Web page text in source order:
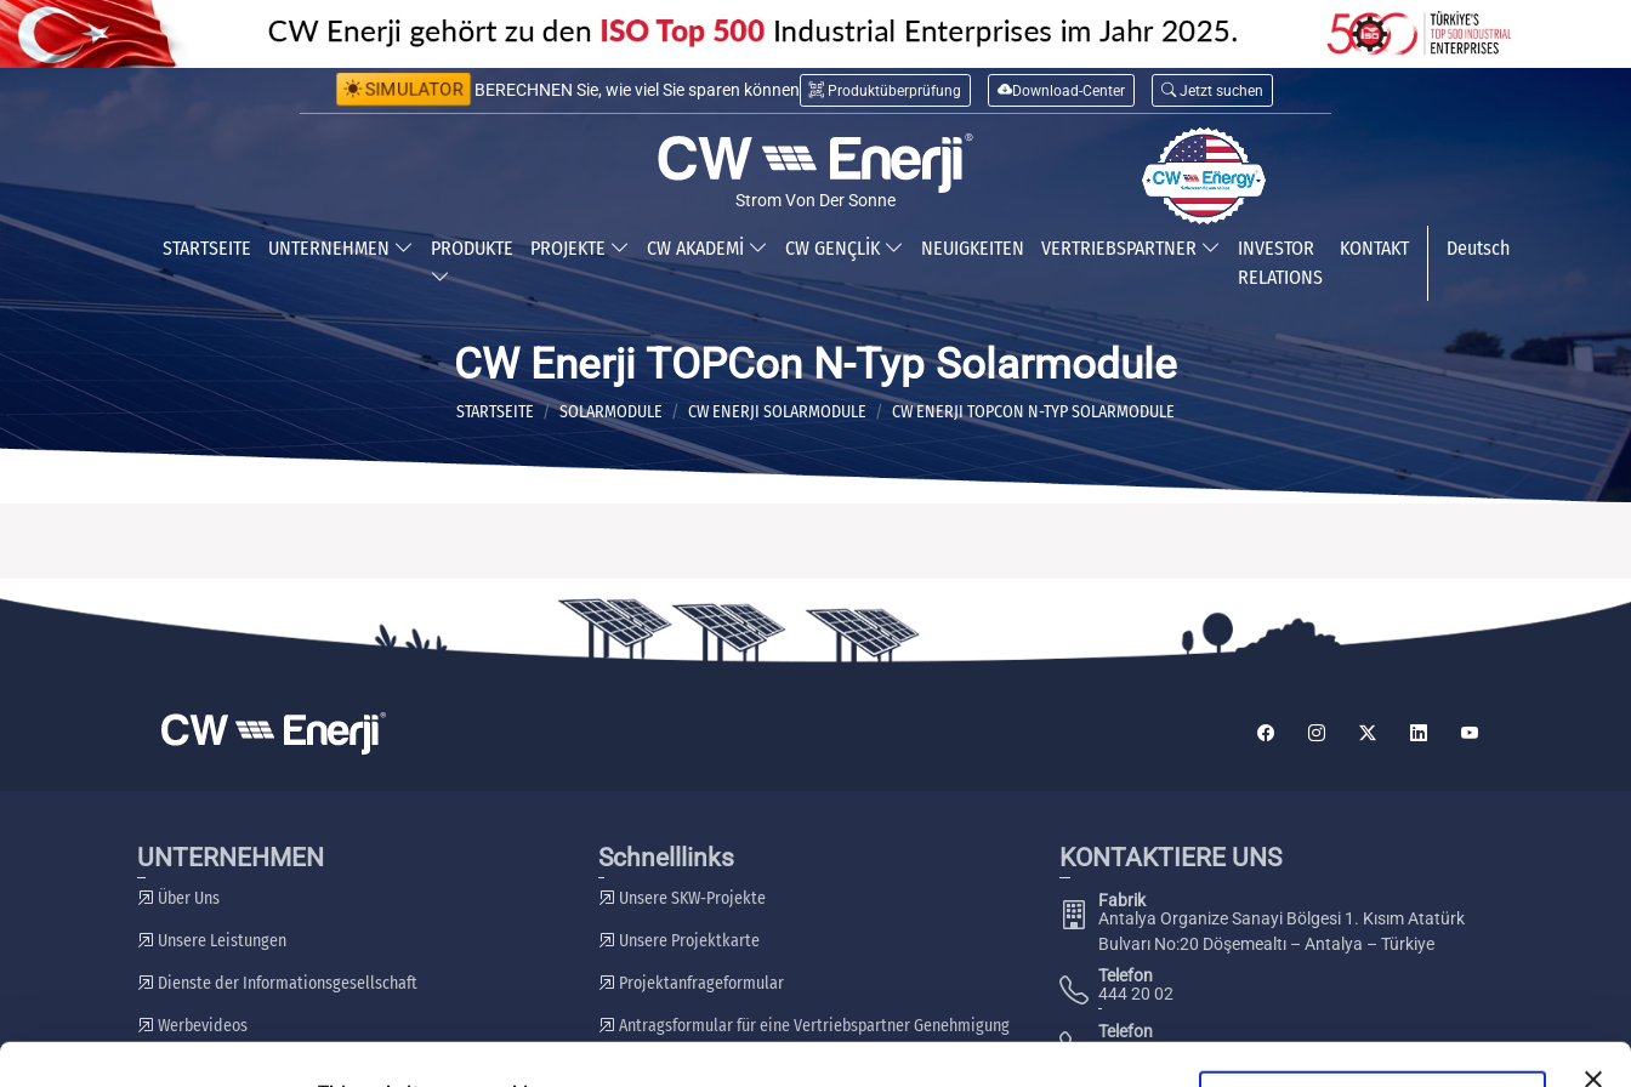
SIMULATOR
BERECHNEN Sie die Installationskosten
BERECHNEN Sie, wie viel Sie sparen können
Produktüberprüfung Download-Center Jetzt suchen
Strom Von Der Sonne
STARTSEITE UNTERNEHMEN PRODUKTE PROJEKTE CW AKADEMİ CW GENÇLİK NEUIGKEITEN VERTRIEBSPARTNER
INVESTOR
RELATIONS
KONTAKT Deutsch
CW Enerji TOPCon N-Typ Solarmodule
STARTSEITE SOLARMODULE CW ENERJI SOLARMODULE CW ENERJI TOPCON N-TYP SOLARMODULE
UNTERNEHMEN
Über Uns
Unsere Leistungen
Dienste der Informationsgesellschaft
Werbevideos
Schnelllinks
Unsere SKW-Projekte
Unsere Projektkarte
Projektanfrageformular
Antragsformular für eine Vertriebspartner Genehmigung
KONTAKTIERE UNS
Fabrik
Antalya Organize Sanayi Bölgesi 1. Kısım Atatürk
Bulvarı No:20 Döşemealtı – Antalya – Türkiye
Telefon
444 20 02
Telefon